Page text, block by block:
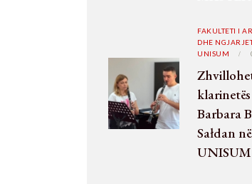
FAKULTETI I
DHE
UNISUM
Barbara
Sałdan
UNISUM